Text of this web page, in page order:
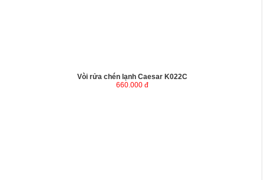
Vòi rửa chén lạnh Caesar K022C
660.000 đ